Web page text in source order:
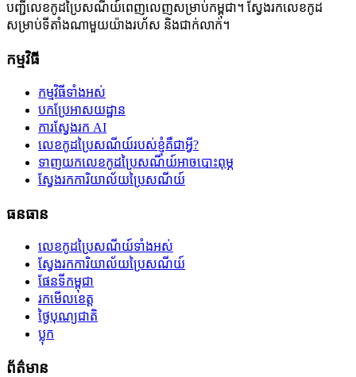
បញ្ជីលេខកូដប្រៃសណីយ៍ពេញលេញសម្រាប់កម្ពុជា។ ស្វែងរកលេខកូដ
សម្រាប់ទីតាំងណាមួយយ៉ាងរហ័ស និងជាក់លាក់។
កម្មវិធី
កម្មវិធីទាំងអស់
បកប្រែអាសយដ្ឋាន
ការស្វែងរក AI
លេខកូដប្រៃសណីយ៍របស់ខ្ញុំគឺជាអ្វី?
ទាញយកលេខកូដប្រៃសណីយ៍អាចបោះពុម្ភ
ស្វែងរកការិយាល័យប្រៃសណីយ៍
ធនធាន
លេខកូដប្រៃសណីយ៍ទាំងអស់
ស្វែងរកការិយាល័យប្រៃសណីយ៍
ផែនទីកម្ពុជា
រកមើលខេត្ត
ថ្ងៃបុណ្យជាតិ
ប្លុក
ព័ត៌មាន